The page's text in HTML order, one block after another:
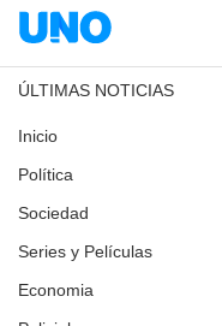
ÚLTIMAS NOTICIAS
Inicio
Política
Sociedad
Series y Películas
Economia